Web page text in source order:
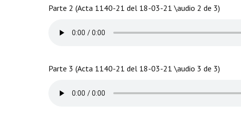
Parte 2 (Acta 1140-21 del 18-03-21 \audio 2 de 3)
Parte 3 (Acta 1140-21 del 18-03-21 \audio 3 de 3)